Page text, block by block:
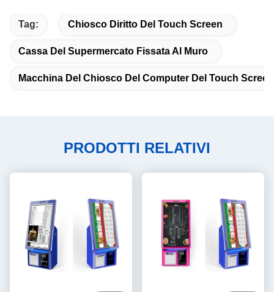
Tag: Chiosco Diritto Del Touch Screen
Cassa Del Supermercato Fissata Al Muro
Macchina Del Chiosco Del Computer Del Touch Screen
PRODOTTI RELATIVI